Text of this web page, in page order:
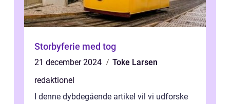
Storbyferie med tog
21 december 2024
Toke Larsen
redaktionel
I denne dybdegående artikel vil vi udforske